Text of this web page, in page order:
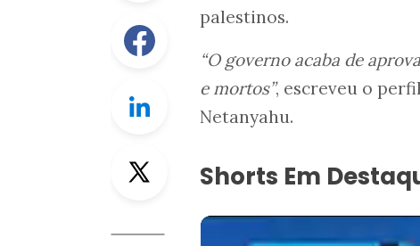
Facebook
Linkedin
palestinos.
“O governo acaba de
e mortos”, escreveu o
Netanyahu.
Shorts Em